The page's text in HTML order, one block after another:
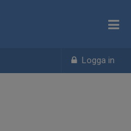
Logga in